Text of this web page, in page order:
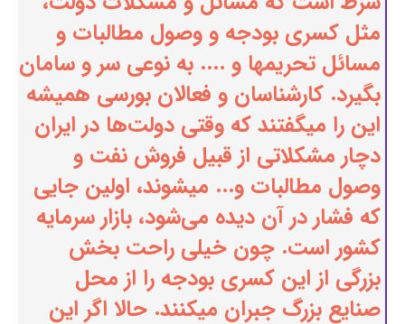
مثل کسری بودجه و وصول مطالبات و
مسائل تحریمها و .... به نوعی سر و سامان
بگیرد. کارشناسان و فعالان بورسی همیشه
این را میگفتند که وقتی دولت‌ها در ایران
دچار مشکلاتی از قبیل فروش نفت و
وصول مطالبات و... میشوند، اولین جایی
که فشار در آن دیده می‌شود، بازار سرمایه
کشور است. چون خیلی راحت بخش
بزرگی از این کسری بودجه را از محل
صنایع بزرگ جبران میکنند. حالا اگر این